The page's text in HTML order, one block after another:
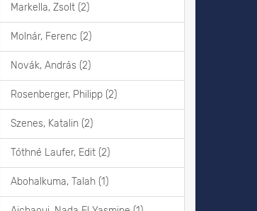
Markella, Zsolt (2)
Molnár, Ferenc (2)
Novák, András (2)
Rosenberger, Philipp (2)
Szenes, Katalin (2)
Tóthné Laufer, Edit (2)
Abohalkuma, Talah (1)